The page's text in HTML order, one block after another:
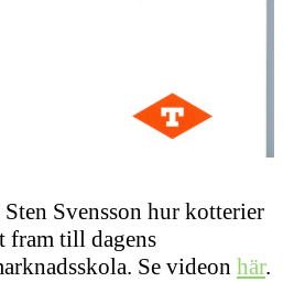
Svensson hur kotterier
fram till dagens
Se videon här.